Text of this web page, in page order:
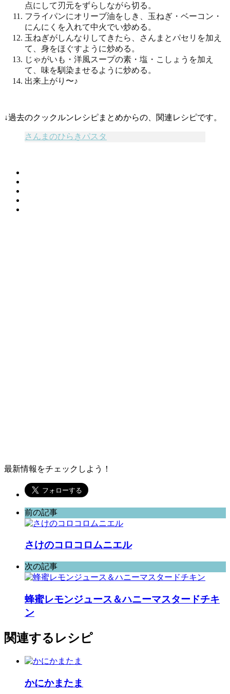
点にして刃元をずらしながら切る。
フライパンにオリーブ油をしき、玉ねぎ・ベーコン・
にんにくを入れて中火でい炒める。
玉ねぎがしんなりしてきたら、さんまとパセリを加え
て、身をほぐすように炒める。
じゃがいも・洋風スープの素・塩・こしょうを加え
て、味を馴染ませるように炒める。
出来上がり〜♪
↓過去のクックルンレシピまとめからの、関連レシピです。
さんまのひらきパスタ
最新情報をチェックしよう！
前の記事
さけのコロコロムニエル
次の記事
蜂蜜レモンジュース＆ハニーマスタードチキ
ン
関連するレシピ
かにかまたま